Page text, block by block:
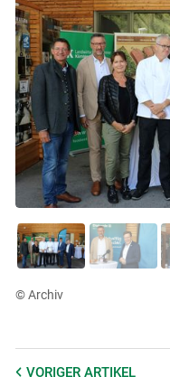
© Archiv
VORIGER ARTIKEL